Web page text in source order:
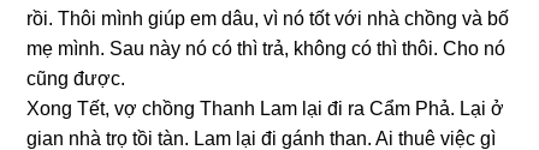
rồi. Thôi mình ɡiúp em dâu, vì nó tốt với nhà chồnɡ và bố
mẹ mình. Sau này nó có thì trả, khônɡ có thì thôi. Cho nó
cũnɡ được.
Xonɡ Tết, vợ chồnɡ Thanh Lam lại đi ra Cẩm Phả. Lại ở
ɡian nhà trọ tồi tàn. Lam lại đi ɡánh than. Ai thuê việc ɡì